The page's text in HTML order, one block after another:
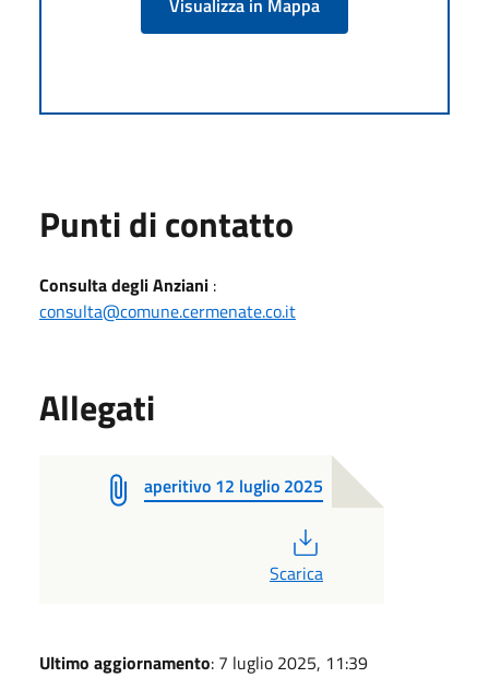
Punti di contatto
Consulta degli Anziani :
consulta@comune.cermenate.co.it
Allegati
aperitivo 12 luglio 2025
Scarica
Ultimo aggiornamento: 7 luglio 2025, 11:39